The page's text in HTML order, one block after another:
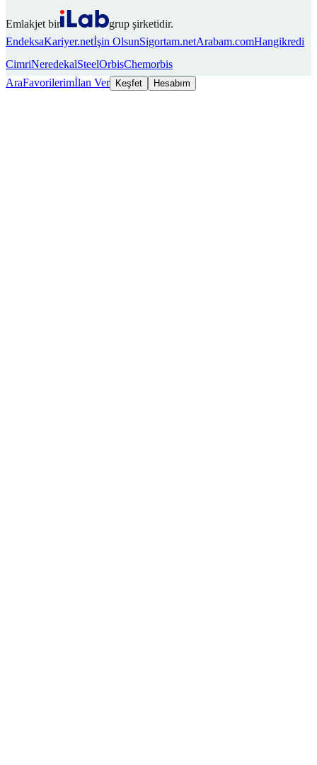
Emlakjet bir
grup şirketidir.
EndeksaKariyer.netİşin OlsunSigortam.netArabam.comHangikredi
CimriNeredekalSteelOrbisChemorbis
AraFavorilerimİlan Ver Keşfet Hesabım